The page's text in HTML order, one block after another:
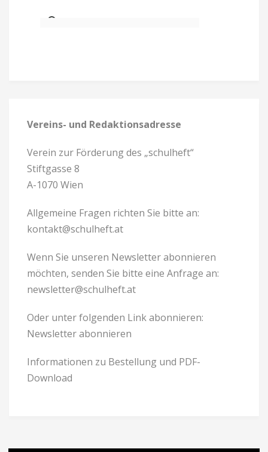
Vereins- und Redaktionsadresse
Verein zur Förderung des „schulheft“
Stiftgasse 8
A-1070 Wien
Allgemeine Fragen richten Sie bitte an:
kontakt@schulheft.at
Wenn Sie unseren Newsletter abonnieren
möchten, senden Sie bitte eine Anfrage an:
newsletter@schulheft.at
Oder unter folgenden Link abonnieren:
Newsletter abonnieren
Informationen zu Bestellung und PDF-
Download